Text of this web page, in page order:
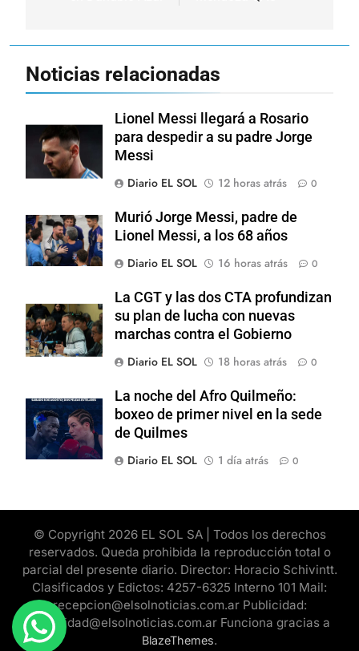
Noticias relacionadas
Lionel Messi llegará a Rosario
para despedir a su padre Jorge
Messi
Diario EL SOL
12 horas atrás 0
Murió Jorge Messi, padre de
Lionel Messi, a los 68 años
Diario EL SOL
16 horas atrás 0
La CGT y las dos CTA profundizan
su plan de lucha con nuevas
marchas contra el Gobierno
Diario EL SOL
18 horas atrás 0
La noche del Afro Quilmeño:
boxeo de primer nivel en la sede
de Quilmes
Diario EL SOL
1 día atrás 0
© Copyright 2026 EL SOL SA | Todos los derechos
reservados. Queda prohibida la reproducción total o
parcial del presente diario. Director: Horacio Schivintt.
Clasificados y Edictos: 4257-6325 Interno 101 Mail:
recepcion@elsolnoticias.com.ar Publicidad:
publicidad@elsolnoticias.com.ar Funciona gracias a
BlazeThemes.